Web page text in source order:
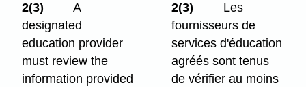
2(3)
A
designated
education provider
must review the
information provided
2(3)
Les
fournisseurs de
services d'éducation
agréés sont tenus
de vérifier au moins